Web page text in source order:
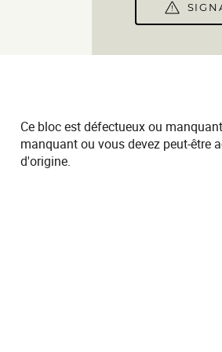
Ce bloc est défectueux ou
manquant ou vous devez peut-être
d'origine.